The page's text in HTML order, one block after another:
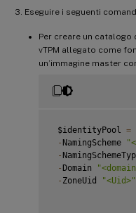
Eseguire i seguenti
Per creare un catalogo
vTPM allegato come
un’immagine master
$identityPool =
- NamingScheme
-
-Domain
- ZoneUid "<Uid>"